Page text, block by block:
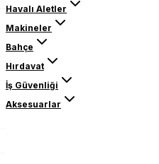
Havalı Aletler
Makineler
Bahçe
Hırdavat
İş Güvenliği
Aksesuarlar